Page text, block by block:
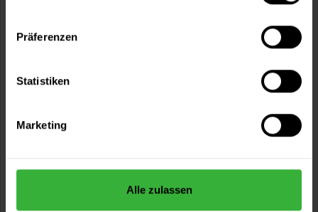
Präferenzen
Statistiken
Marketing
Alle zulassen